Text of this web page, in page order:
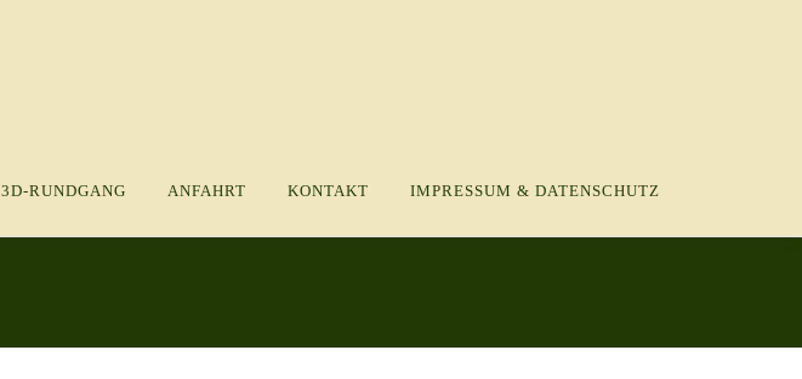
3D-RUNDGANG ANFAHRT KONTAKT IMPRESSUM & DATENSCHUTZ